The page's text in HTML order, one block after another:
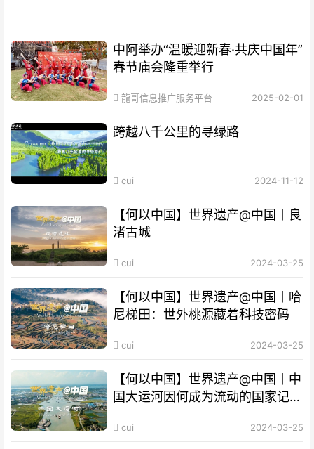
中阿举办“温暖迎新春·共庆中国年”
春节庙会隆重举行
龍哥信息推广服务平台 2025-02-01
跨越八千公里的寻绿路
cui 2024-11-12
【何以中国】世界遗产@中国丨良
渚古城
cui 2024-03-25
【何以中国】世界遗产@中国丨哈
尼梯田：世外桃源藏着科技密码
cui 2024-03-25
【何以中国】世界遗产@中国丨中
国大运河因何成为流动的国家记
cui 2024-03-25